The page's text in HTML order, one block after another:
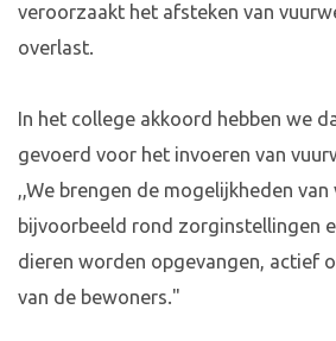
veroorzaakt het afsteken van
overlast.
In het college akkoord hebben we
gevoerd voor het invoeren van
,,We brengen de mogelijkheden
bijvoorbeeld rond zorginstellingen
dieren worden opgevangen, actief
van de bewoners."